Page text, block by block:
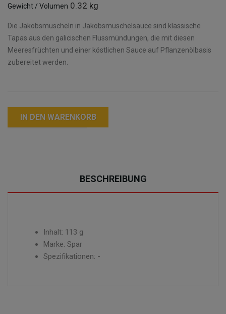
Gewicht / Volumen 0.32 kg
Die Jakobsmuscheln in Jakobsmuschelsauce sind klassische
Tapas aus den galicischen Flussmündungen, die mit diesen
Meeresfrüchten und einer köstlichen Sauce auf Pflanzenölbasis
zubereitet werden.
IN DEN WARENKORB
BESCHREIBUNG
Inhalt: 113 g
Marke: Spar
Spezifikationen: -